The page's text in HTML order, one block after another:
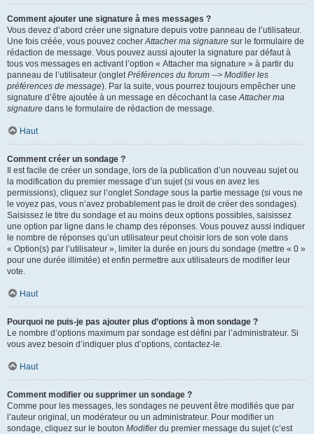
Comment ajouter une signature à mes messages ?
Vous devez d’abord créer une signature depuis votre panneau de l’utilisateur.
Une fois créée, vous pouvez cocherAttacher ma signature sur le formulaire de
rédaction de message. Vous pouvez aussi ajouter la signature par défaut à
tous vos messages en activant l’option « Attacher ma signature » à partir du
panneau de l’utilisateur (ongletPréférences du forum --> Modifier les
préférences de message). Par la suite, vous pourrez toujours empêcher une
signature d’être ajoutée à un message en décochant la caseAttacher ma
signature dans le formulaire de rédaction de message.
Haut
Comment créer un sondage ?
Il est facile de créer un sondage, lors de la publication d’un nouveau sujet ou
la modification du premier message d’un sujet (si vous en avez les
permissions), cliquez sur l’ongletSondage sous la partie message (si vous ne
le voyez pas, vous n’avez probablement pas le droit de créer des sondages).
Saisissez le titre du sondage et au moins deux options possibles, saisissez
une option par ligne dans le champ des réponses. Vous pouvez aussi indiquer
le nombre de réponses qu’un utilisateur peut choisir lors de son vote dans
« Option(s) par l’utilisateur », limiter la durée en jours du sondage (mettre « 0 »
pour une durée illimitée) et enfin permettre aux utilisateurs de modifier leur
vote.
Haut
Pourquoi ne puis-je pas ajouter plus d’options à mon sondage ?
Le nombre d’options maximum par sondage est défini par l’administrateur. Si
vous avez besoin d’indiquer plus d’options, contactez-le.
Haut
Comment modifier ou supprimer un sondage ?
Comme pour les messages, les sondages ne peuvent être modifiés que par
l’auteur original, un modérateur ou un administrateur. Pour modifier un
sondage, cliquez sur le bouton Modifierdu premier message du sujet (c’est